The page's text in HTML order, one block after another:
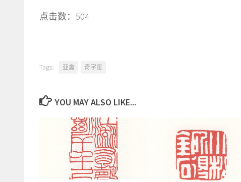
点击数：504
Tags: 亚禽 奇字玺
YOU MAY ALSO LIKE...